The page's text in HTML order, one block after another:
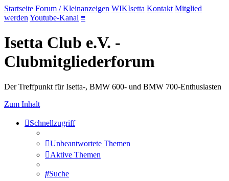
Startseite Forum / Kleinanzeigen WIKIsetta Kontakt Mitglied
werden Youtube-Kanal ≡
Isetta Club e.V. -
Clubmitgliederforum
Der Treffpunkt für Isetta-, BMW 600- und BMW 700-Enthusiasten
Zum Inhalt
Schnellzugriff
Unbeantwortete Themen
Aktive Themen
Suche